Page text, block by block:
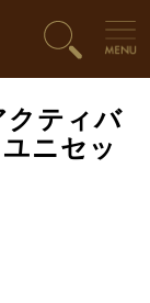
クティバ
ニセッ